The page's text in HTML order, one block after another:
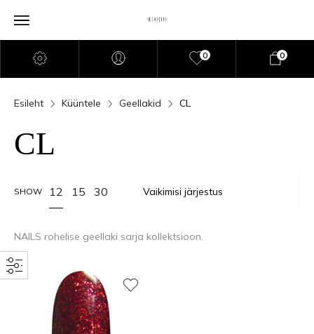
0 0
Esileht Küüntele Geellakid CL
CL
SHOW 12 15 30
NAILS rohelise geellaki sarja kollektsioon.